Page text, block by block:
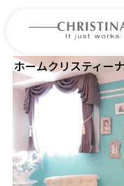
クリスティーナについて
製品について
製品の使い方
サロントリートメント
ホームクリスティー